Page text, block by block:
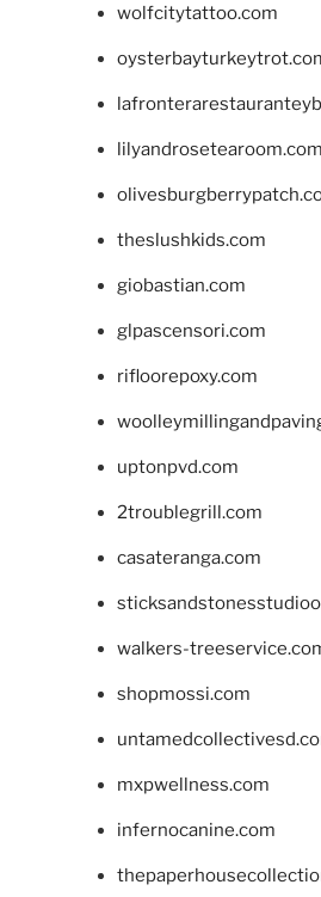
wolfcitytattoo.com
lilyandrosetearoom.com
theslushkids.com
giobastian.com
glpascensori.com
rifloorepoxy.com
uptonpvd.com
2troublegrill.com
casateranga.com
walkers-
shopmossi.com
mxpwellness.com
infernocanine.com